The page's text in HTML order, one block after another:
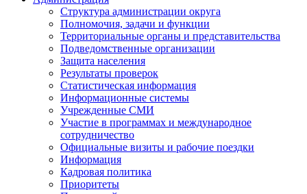
Структура администрации округа
Полномочия, задачи и функции
Территориальные органы и представительства
Подведомственные организации
Защита населения
Результаты проверок
Статистическая информация
Информационные системы
Учрежденные СМИ
Участие в программах и международное
сотрудничество
Официальные визиты и рабочие поездки
Информация
Кадровая политика
Приоритеты